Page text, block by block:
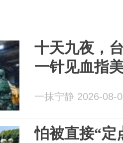
十天九夜，
一针见血指
一抹宁静 2026-08-
怕被直接“定